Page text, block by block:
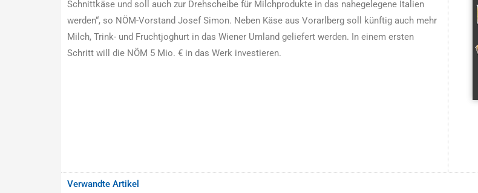
Schnittkäse und soll auch zur Drehscheibe für Milchprodukte in das nahegelegene Italien
werden“, so NÖM-Vorstand Josef Simon. Neben Käse aus Vorarlberg soll künftig auch mehr
Milch, Trink- und Fruchtjoghurt in das Wiener Umland geliefert werden. In einem ersten
Schritt will die NÖM 5 Mio. € in das Werk investieren.
Verwandte Artikel